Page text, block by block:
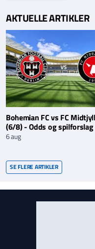
AKTUELLE ARTIKLER
Bohemian FC vs FC
(6/8) - Odds og spilforslag
6 aug
SE FLERE ARTIKLER